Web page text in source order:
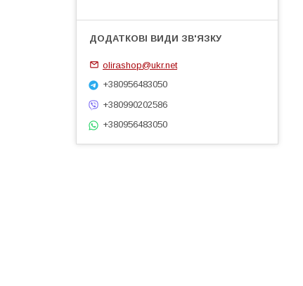
olirashop@ukr.net
+380956483050
+380990202586
+380956483050